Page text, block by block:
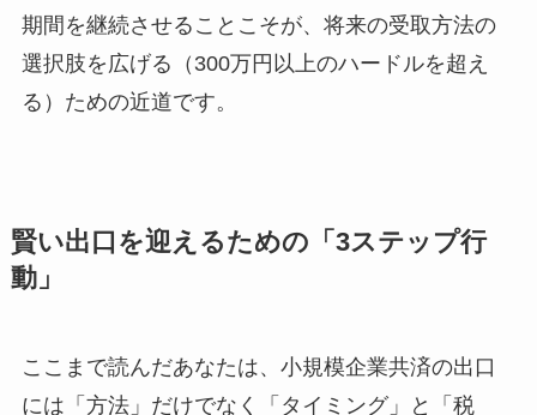
期間を継続させることこそが、将来の受取方法の
選択肢を広げる（300万円以上のハードルを超え
る）ための近道です。
賢い出口を迎えるための「3ステップ行
動」
ここまで読んだあなたは、小規模企業共済の出口
には「方法」だけでなく「タイミング」と「税